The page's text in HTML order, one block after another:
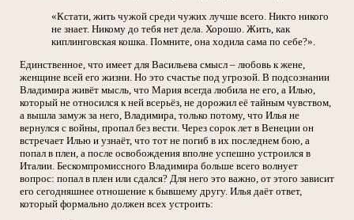
«Кстати, жить чужой среди чужих лучше всего. Никто никого
не знает. Никому до тебя нет дела. Хорошо. Жить, как
киплинговская кошка. Помните, она ходила сама по себе?».
Единственное, что имеет для Васильева смысл – любовь к жене,
женщине всей его жизни. Но это счастье под угрозой. В подсознании
Владимира живёт мысль, что Мария всегда любила не его, а Илью,
который не относился к ней всерьёз, не дорожил её тайным чувством,
а вышла замуж за него, Владимира, только потому, что Илья не
вернулся с войны, пропал без вести. Через сорок лет в Венеции он
встречает Илью и узнаёт, что тот не погиб в их последнем бою, а
попал в плен, а после освобождения вполне успешно устроился в
Италии. Бескомпромиссного Владимира больше всего волнует
вопрос: попал в плен или сдался? Для него это важно, от этого зависит
его сегодняшнее отношение к бывшему другу. Илья даёт ответ,
который формально должен всех устроить: